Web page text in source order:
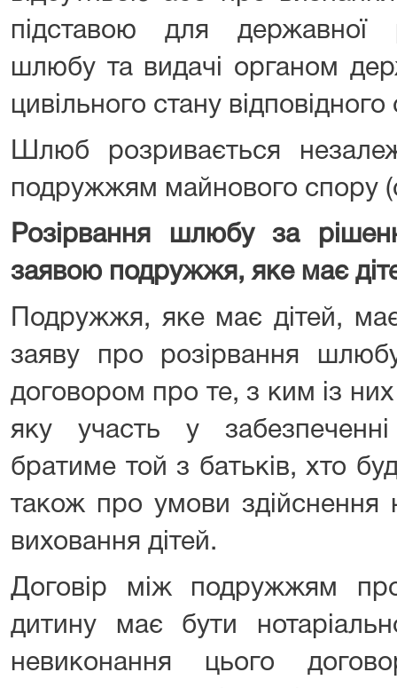
підставою для державної
шлюбу та видачі органом
цивільного стану відповідного
Шлюб розривається
подружжям майнового спору
Розірвання шлюбу за
заявою подружжя, яке має
Подружжя, яке має дітей,
заяву про розірвання
договором про те, з ким із
яку участь у
братиме той з батьків, хто
також про умови здійснення
виховання дітей.
Договір між подружжям
дитину має бути
невиконання цього